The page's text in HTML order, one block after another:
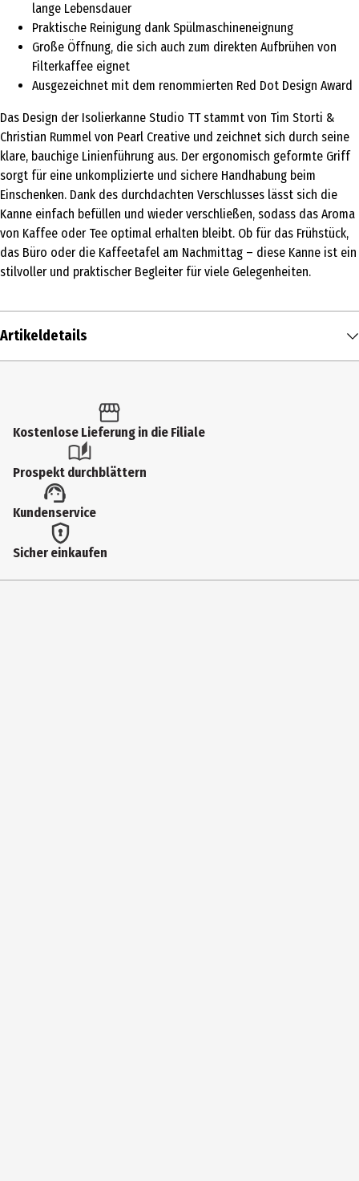
lange Lebensdauer
Praktische Reinigung dank Spülmaschineneignung
Große Öffnung, die sich auch zum direkten Aufbrühen von
Filterkaffee eignet
Ausgezeichnet mit dem renommierten Red Dot Design Award
Das Design der Isolierkanne Studio TT stammt von Tim Storti &
Christian Rummel von Pearl Creative und zeichnet sich durch seine
klare, bauchige Linienführung aus. Der ergonomisch geformte Griff
sorgt für eine unkomplizierte und sichere Handhabung beim
Einschenken. Dank des durchdachten Verschlusses lässt sich die
Kanne einfach befüllen und wieder verschließen, sodass das Aroma
von Kaffee oder Tee optimal erhalten bleibt. Ob für das Frühstück,
das Büro oder die Kaffeetafel am Nachmittag – diese Kanne ist ein
stilvoller und praktischer Begleiter für viele Gelegenheiten.
Artikeldetails
Produkttyp
Isolierkannen
14.4 cm
Fassungsvermögen
Kostenlose Lieferung in die Filiale
Prospekt durchblättern
Kundenservice
Sicher einkaufen